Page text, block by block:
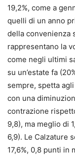
19,2%, come a
quelli di un anno
della convenienza
rappresentano la
come negli ultimi
su un’estate fa
sempre, spetta
con una
contrazione
9,8), ma meglio di
6,9). Le Calzature
17,6%, 0,8 punti in